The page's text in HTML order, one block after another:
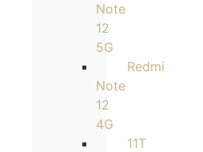
Note
12
5G
Redmi
Note
12
4G
11T